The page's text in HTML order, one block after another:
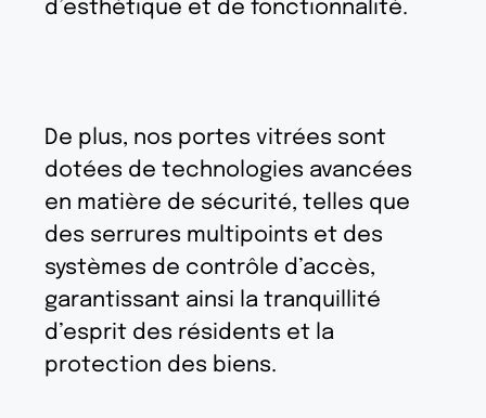
d’esthétique et de fonctionnalité.
De plus, nos portes vitrées sont
dotées de technologies avancées
en matière de sécurité, telles que
des serrures multipoints et des
systèmes de contrôle d’accès,
garantissant ainsi la tranquillité
d’esprit des résidents et la
protection des biens.